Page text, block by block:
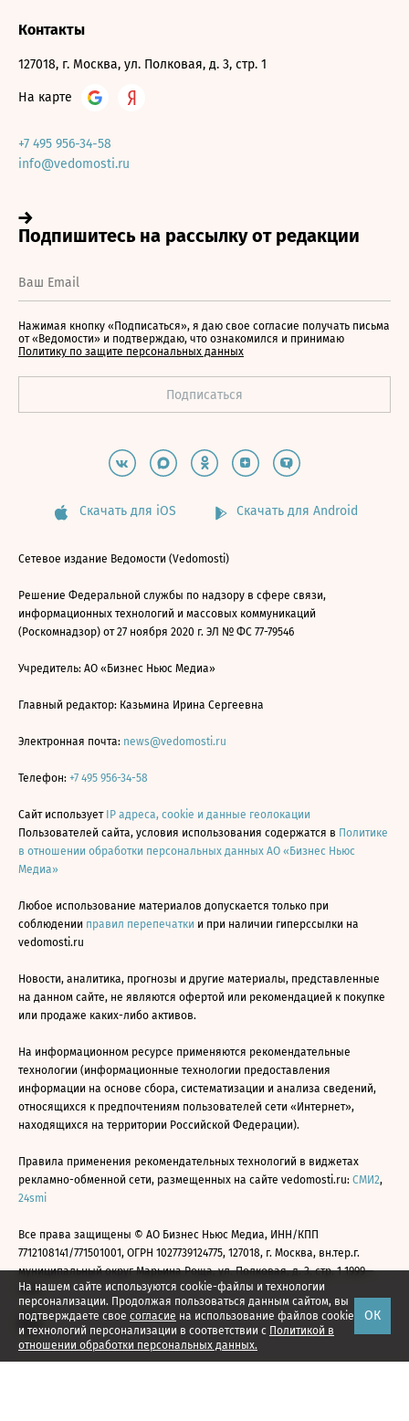
На нашем сайте используются cookie-файлы и технологии
персонализации. Продолжая пользоваться данным сайтом, вы
подтверждаете свое согласие на использование файлов cookie
и технологий персонализации в соответствии с Политикой в
отношении обработки персональных данных.
ОК
Контакты
127018, г. Москва, ул. Полковая, д. 3, стр. 1
На карте
+7 495 956-34-58
info@vedomosti.ru
Нажимая кнопку «Подписаться», я даю свое согласие получать письма
от «Ведомости» и подтверждаю, что ознакомился и принимаю
Политику по защите персональных данных
Скачать для iOS Скачать для Android
Сетевое издание Ведомости (Vedomosti)
Решение Федеральной службы по надзору в сфере связи,
информационных технологий и массовых коммуникаций
(Роскомнадзор) от 27 ноября 2020 г. ЭЛ № ФС 77-79546
Учредитель: АО «Бизнес Ньюс Медиа»
Главный редактор: Казьмина Ирина Сергеевна
Электронная почта: news@vedomosti.ru
Телефон: +7 495 956-34-58
Сайт использует IP адреса, cookie и данные геолокации
Пользователей сайта, условия использования содержатся в Политике
в отношении обработки персональных данных АО «Бизнес Ньюс
Медиа»
Любое использование материалов допускается только при
соблюдении правил перепечатки и при наличии гиперссылки на
vedomosti.ru
Новости, аналитика, прогнозы и другие материалы, представленные
на данном сайте, не являются офертой или рекомендацией к покупке
или продаже каких-либо активов.
На информационном ресурсе применяются рекомендательные
технологии (информационные технологии предоставления
информации на основе сбора, систематизации и анализа сведений,
относящихся к предпочтениям пользователей сети «Интернет»,
находящихся на территории Российской Федерации).
Правила применения рекомендательных технологий в виджетах
рекламно-обменной сети, размещенных на сайте vedomosti.ru: СМИ2,
24smi
Все права защищены © АО Бизнес Ньюс Медиа, ИНН/КПП
7712108141/771501001, ОГРН 1027739124775, 127018, г. Москва, вн.тер.г.
муниципальный округ Марьина Роща, ул. Полковая, д. 3, стр. 1 1999—
2026